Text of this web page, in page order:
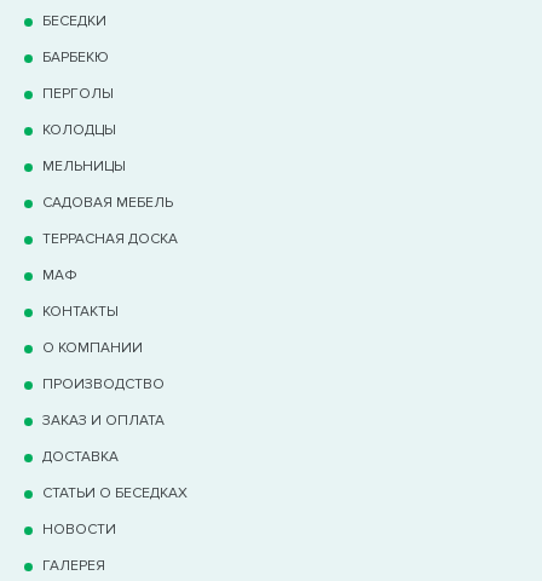
БЕСЕДКИ
БАРБЕКЮ
ПЕРГОЛЫ
КОЛОДЦЫ
МЕЛЬНИЦЫ
САДОВАЯ МЕБЕЛЬ
ТЕРРАCНАЯ ДОСКА
МАФ
КОНТАКТЫ
О КОМПАНИИ
ПРОИЗВОДСТВО
ЗАКАЗ И ОПЛАТА
ДОСТАВКА
СТАТЬИ О БЕСЕДКАХ
НОВОСТИ
ГАЛЕРЕЯ